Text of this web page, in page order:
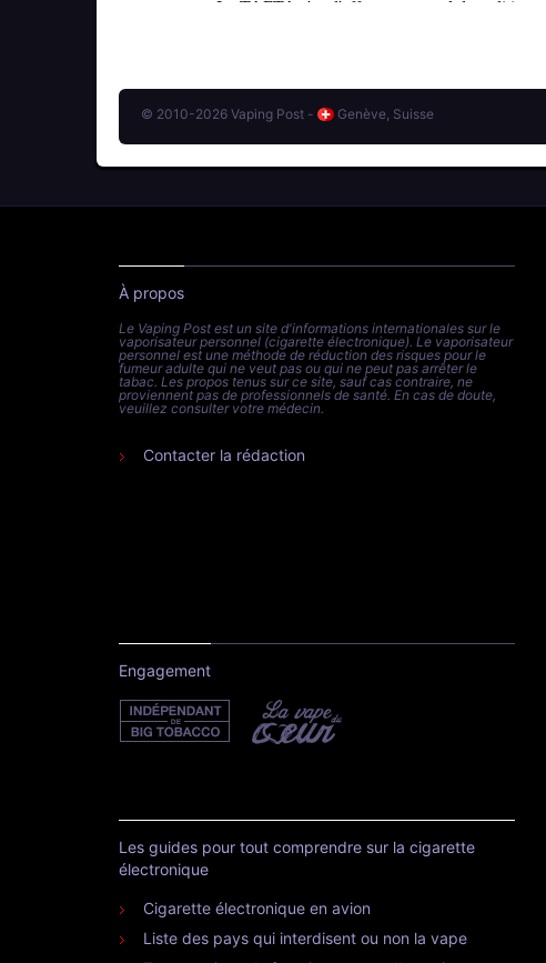
© 2010-2026 Vaping Post - Genève, Suisse
À propos
Le Vaping Post est un site d'informations internationales sur le
vaporisateur personnel (cigarette électronique). Le vaporisateur
personnel est une méthode de réduction des risques pour le
fumeur adulte qui ne veut pas ou qui ne peut pas arrêter le
tabac. Les propos tenus sur ce site, sauf cas contraire, ne
proviennent pas de professionnels de santé. En cas de doute,
veuillez consulter votre médecin.
Contacter la rédaction
Engagement
Les guides pour tout comprendre sur la cigarette
électronique
Cigarette électronique en avion
Liste des pays qui interdisent ou non la vape